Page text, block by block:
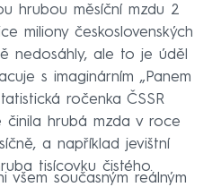
hrubou měsíční mzdu 2
miliony československých
nedosáhly, ale to je úděl
s imaginárním „Panem
ročenka ČSSR
hrubá mzda v roce
a například jevištní
tisícovku čistého.
všem současným reálným